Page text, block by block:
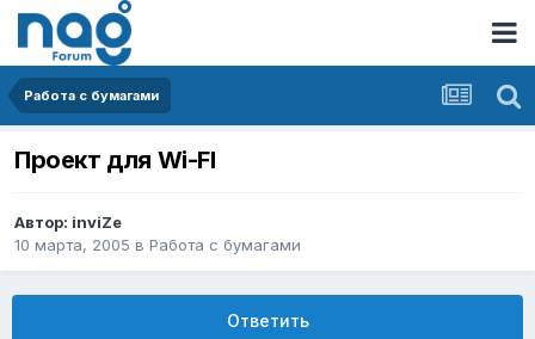
Работа с бумагами
Проект для Wi-FI
Автор: inviZe
10 марта, 2005 в Работа с бумагами
Ответить